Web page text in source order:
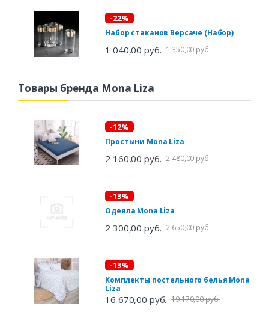
-22%
Набор стаканов Версаче (Набор)
1 040,00 руб. 1 350,00 руб.
Товары бренда Mona Liza
-12%
Простыни Mona Liza
2 160,00 руб. 2 480,00 руб.
-13%
Одеяла Mona Liza
2 300,00 руб. 2 650,00 руб.
-13%
Комплекты постельного белья Mona
Liza
16 670,00 руб. 19 170,00 руб.